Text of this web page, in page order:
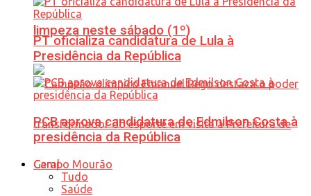
limpeza neste sábado (1º)
PT oficializa candidatura de Lula à
Presidência da República
PCB aprova candidatura de Edmilson Costa à
presidência da República
Geral
Tudo
Saúde